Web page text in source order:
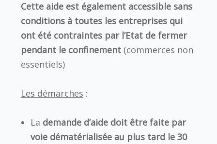
Cette aide est également accessible sans
conditions à toutes les entreprises qui
ont été contraintes par l’Etat de fermer
pendant le confinement(commerces non
essentiels)
Les démarches :
La demande d’aide doit être faite par
voie dématérialisée au plus tard le 30